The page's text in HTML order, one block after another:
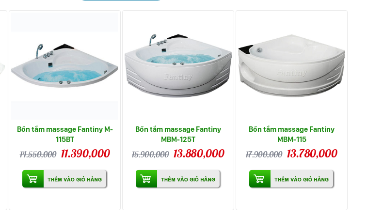
Bồn tắm massage Fantiny M-
115BT
14.550,000 11.390,000
Bồn tắm massage Fantiny
MBM-125T
15.900,000 13.880,000
Bồn tắm massage Fantiny
MBM-115
17.900,000 13.780,000